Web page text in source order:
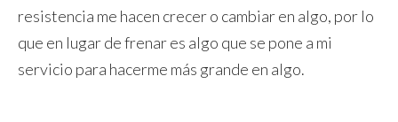
resistencia me hacen crecer o cambiar en algo, por lo
que en lugar de frenar es algo que se pone a mi
servicio para hacerme más grande en algo.